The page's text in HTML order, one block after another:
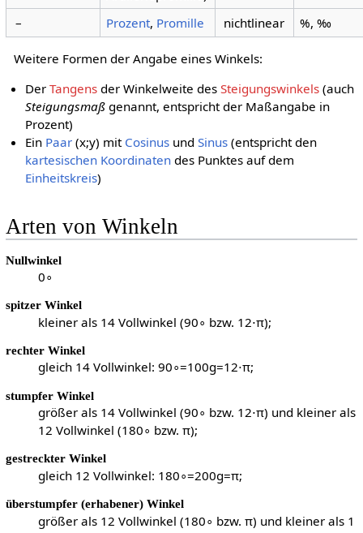
– Prozent, Promille nichtlinear %, ‰
Weitere Formen der Angabe eines Winkels:
DerTangens der Winkelweite desSteigungswinkels (auch
Steigungsmaß genannt, entspricht der Maßangabe in
Prozent)
Ein Paar (x;y) mit Cosinus undSinus (entspricht den
kartesischen Koordinaten des Punktes auf dem
Einheitskreis)
Arten von Winkeln
Nullwinkel
0∘
spitzer Winkel
kleiner als 14Vollwinkel (90∘ bzw. 1 2⋅π);
rechter Winkel
gleich 14Vollwinkel: 90∘=100g=12⋅π;
stumpfer Winkel
größer als 14Vollwinkel (90∘ bzw. 12⋅π) und kleiner als
12 Vollwinkel (180∘ bzw. π);
gestreckter Winkel
gleich 1 2 Vollwinkel: 180∘=200g=π;
überstumpfer (erhabener) Winkel
größer als 1 2 Vollwinkel (180∘ bzw. π) und kleiner als 1